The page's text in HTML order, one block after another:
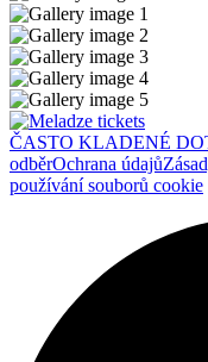
ČASTO KLADENÉ
odběrOchrana údajů
používání souborů cookie